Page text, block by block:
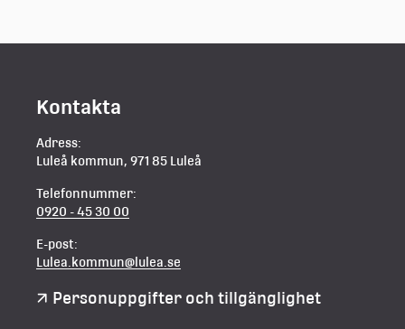
Kontakta
Adress:
Luleå kommun, 971 85 Luleå
Telefonnummer:
0920 - 45 30 00
E-post:
Lulea.kommun@lulea.se
Personuppgifter och tillgänglighet